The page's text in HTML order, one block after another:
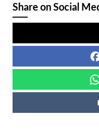
Share on Social